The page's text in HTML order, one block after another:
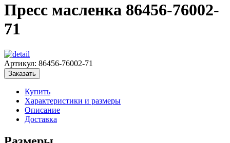
Пресс масленка 86456-76002-
71
Артикул: 86456-76002-71
Заказать
Купить
Характеристики и размеры
Описание
Доставка